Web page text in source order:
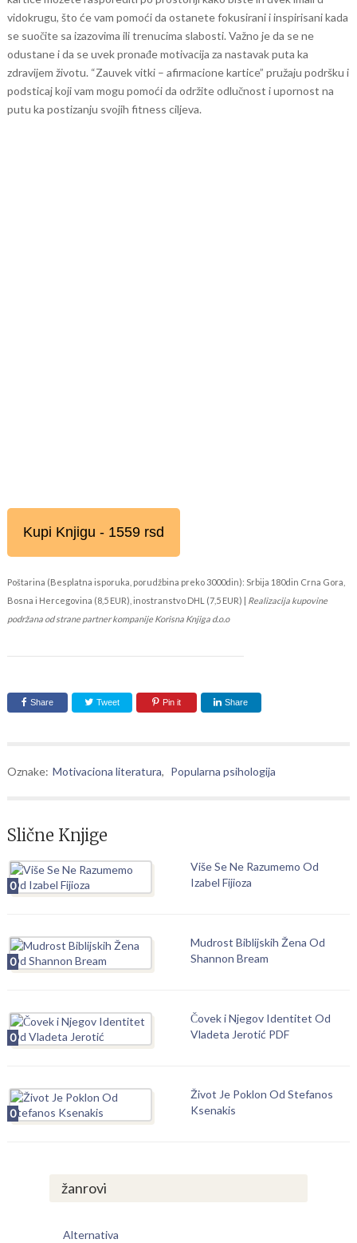
vidokrugu, što će vam pomoći da ostanete fokusirani i inspirisani kada
se suočite sa izazovima ili trenucima slabosti. Važno je da se ne
odustane i da se uvek pronađe motivacija za nastavak puta ka
zdravijem životu. “Zauvek vitki – afirmacione kartice” pružaju podršku i
podsticaj koji vam mogu pomoći da održite odlučnost i upornost na
putu ka postizanju svojih fitness ciljeva.
Kupi Knjigu - 1559 rsd
Poštarina (Besplatna isporuka, porudžbina preko 3000din): Srbija 180din Crna Gora,
Bosna i Hercegovina (8,5 EUR), inostranstvo DHL (7,5 EUR) | Realizacija kupovine
podržana od strane partner kompanije Korisna Knjiga d.o.o
Share Tweet Pin it Share
Oznake: Motivaciona literatura, Popularna psihologija
Slične Knjige
0
Više Se Ne Razumemo Od
Izabel Fijioza
0
Mudrost Biblijskih Žena Od
Shannon Bream
0
Čovek i Njegov Identitet Od
Vladeta Jerotić PDF
0
Život Je Poklon Od Stefanos
Ksenakis
žanrovi
Alternativa